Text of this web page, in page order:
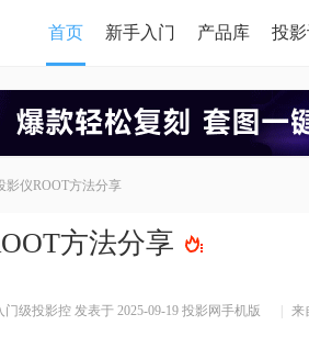
首页 新手入门 产品库 投
影仪ROOT方法分享
方法分享
门级投影控 发表于 2025-09-19 投影网手机版 来